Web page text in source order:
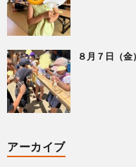
８月７日（
アーカイブ